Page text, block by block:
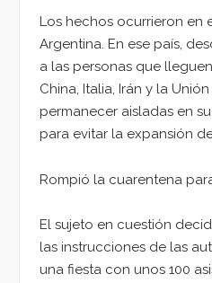
Los hechos ocurrieron en
Argentina. En ese país,
a las personas que
China, Italia, Irán y la
permanecer aisladas en
para evitar la expansión
Rompió la cuarentena
El sujeto en cuestión
las instrucciones de las
una fiesta con unos 100